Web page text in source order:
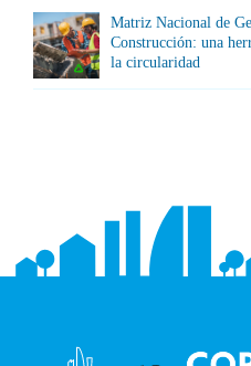
Matriz Nacional de
Construcción: una
la circularidad